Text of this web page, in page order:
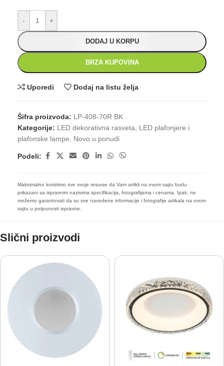
- +
DODAJ U KORPU
BRZA KUPOVINA
Uporedi Dodaj na listu želja
Šifra proizvoda: LP-408-70R BK
Kategorije: LED dekorativna rasveta, LED plafonjere i
plafonske lampe, Novo u ponudi
Podeli:
Maksimalno koristimo sve svoje resurse da Vam artikli na ovom sajtu budu
prikazani sa ispravnim nazivima specifikacija, fotografijama i cenama. Ipak, ne
možemo garantovati da su sve navedene informacije i fotografije artikala na ovom
sajtu u potpunosti ispravne.
Slični proizvodi